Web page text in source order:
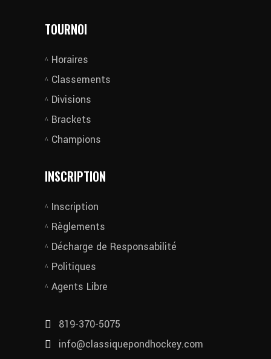
TOURNOI
Horaires
Classements
Divisions
Brackets
Champions
INSCRIPTION
Inscription
Règlements
Décharge de Responsabilité
Politiques
Agents Libre
819-370-5075
info@classiquepondhockey.com